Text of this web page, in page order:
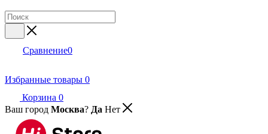
Сравнение0
Избранные товары 0
Корзина 0
Ваш город Москва? Да Нет